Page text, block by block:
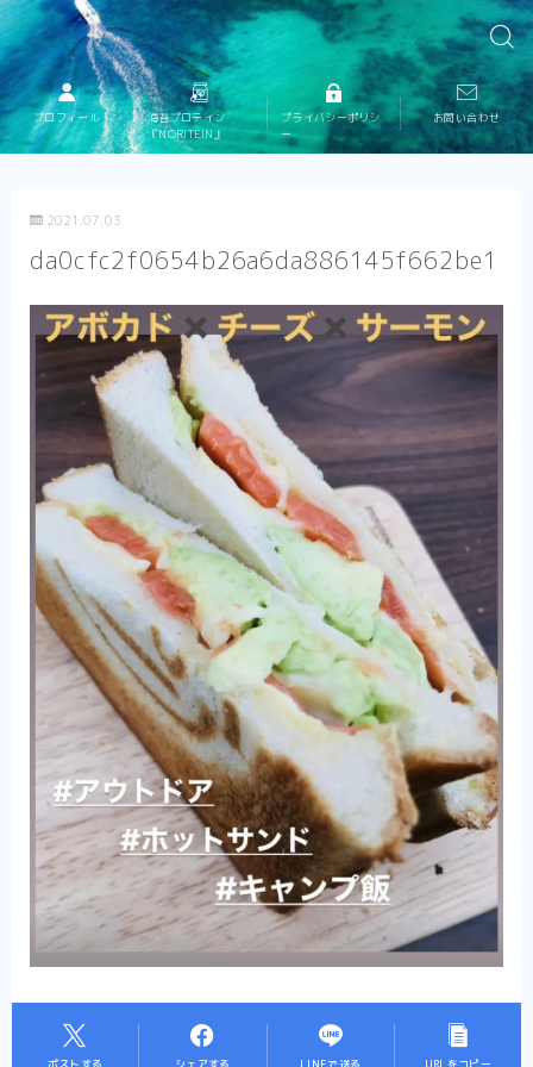
プロフィール
海苔プロテイン
『NORITEIN』
プライバシーポリシ
ー
お問い合わせ
2021.07.03
da0cfc2f0654b26a6da886145f662be1